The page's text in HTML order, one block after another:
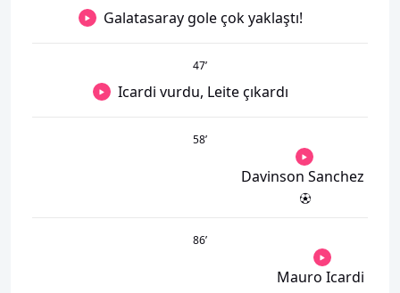
Galatasaray gole çok yaklaştı!
47’
Icardi vurdu, Leite çıkardı
58’
Davinson Sanchez
86’
Mauro Icardi